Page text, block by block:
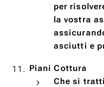
per
la vostra
asciutti e
Piani Cottura
Che si